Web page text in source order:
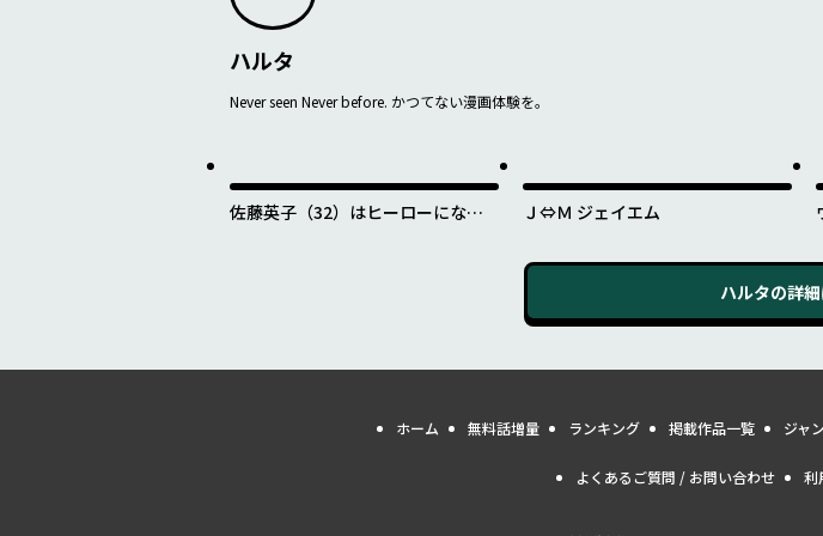
ハルタ
Never seen Never before. かつてない漫画体験を。
佐藤英子（32）はヒーローになれ
Ｊ⇔Ｍ ジェイエム
ハルタの詳
ホーム 無料話増量 ランキング 掲載作品一覧 ジャ
よくあるご質問 / お問い合わせ 利